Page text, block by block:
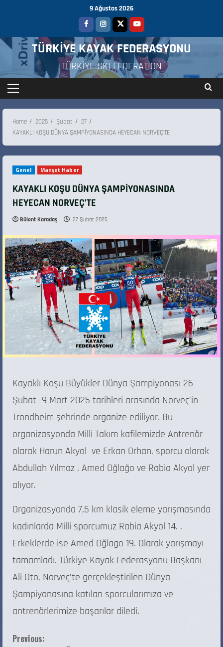
9 Ağustos 2026
TÜRKİYE KAYAK FEDERASYONU
TÜRKİYE SKI FEDERATION
Home 2025 Şubat
27
KAYAKLI KOŞU DÜNYA ŞAMPİYONASINDA HEYECAN NORVEÇ’TE
Genel Manşet Haber
KAYAKLI KOŞU DÜNYA ŞAMPİYONASINDA
HEYECAN NORVEÇ’TE
Bülent Karadaş 27 Şubat 2025
Kayaklı Koşu Büyükler Dünya Şampiyonası 26
Şubat -9 Mart 2025 tarihleri arasında Norveç’in
Trondheim şehrinde organize ediliyor. Bu
organizasyonda Milli Takım kafilemizde Antrenör
olarak Harun Akyol ve Erkan Orhan, sporcu olarak
Abdullah Yılmaz , Amed Oğlağo ve Rabia Akyol yer
alıyor.
Organizasyonda 7,5 km klasik eleme yarışmasında
kadınlarda Milli sporcumuz Rabia Akyol 14. ,
Erkeklerde ise Amed Oğlago 19. Olarak yarışmayı
tamamladı. Türkiye Kayak Federasyonu Başkanı
Ali Oto, Norveç’te gerçekleştirilen Dünya
Şampiyonasına katılan sporcularımıza ve
antrenörlerimize başarılar diledi.
Previous: